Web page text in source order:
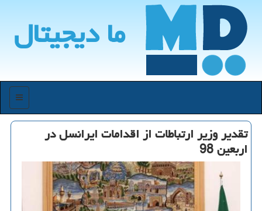
ما دیجیتال
منو
تقدیر وزیر ارتباطات از اقدامات ایرانسل در
اربعین 98